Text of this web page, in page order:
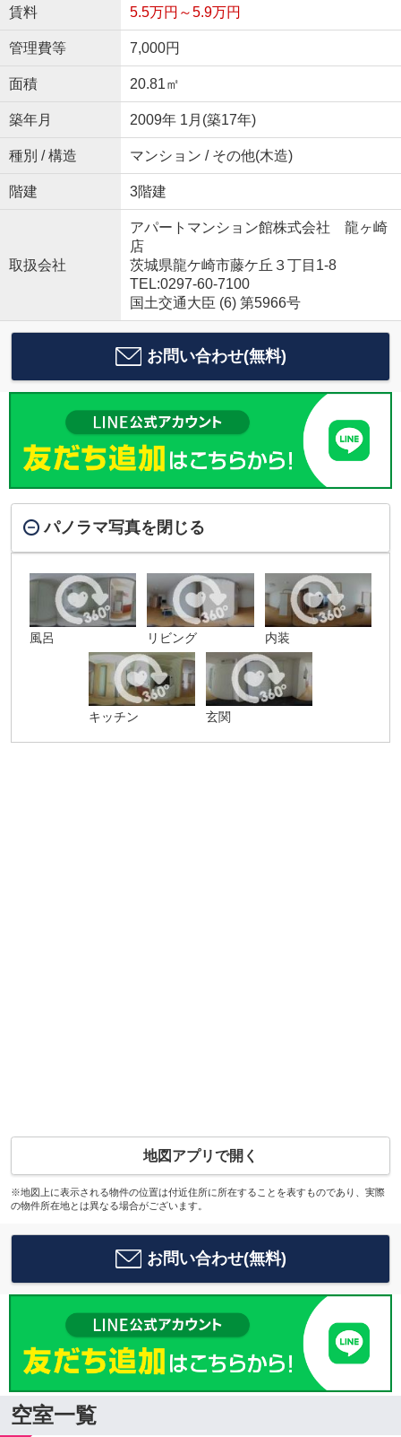
賃料 5.5万円～5.9万円
管理費等 7,000円
面積 20.81㎡
築年月 2009年 1月(築17年)
種別 / 構造 マンション / その他(木造)
階建 3階建
取扱会社
アパートマンション館株式会社 龍ヶ崎
店
茨城県龍ケ崎市藤ケ丘３丁目1-8
TEL:0297-60-7100
国土交通大臣 (6) 第5966号
お問い合わせ(無料)
パノラマ写真を閉じる
風呂 リビング 内装
キッチン 玄関
地図アプリで開く
※地図上に表示される物件の位置は付近住所に所在することを表すものであり、実際
の物件所在地とは異なる場合がございます。
お問い合わせ(無料)
空室一覧